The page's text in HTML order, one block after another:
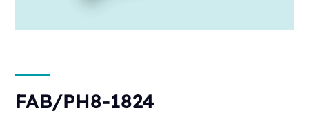
FAB/PH8-1824